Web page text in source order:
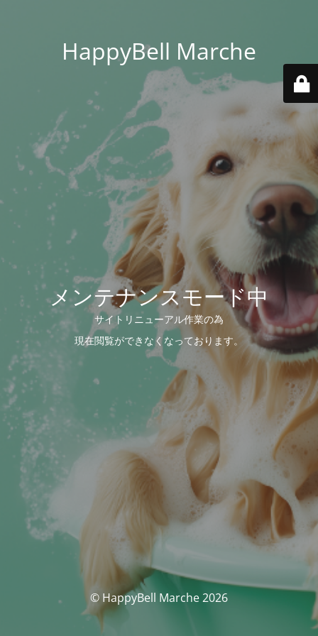
HappyBell Marche
メンテナンスモード中
サイトリニューアル作業の為
現在閲覧ができなくなっております。
© HappyBell Marche 2026